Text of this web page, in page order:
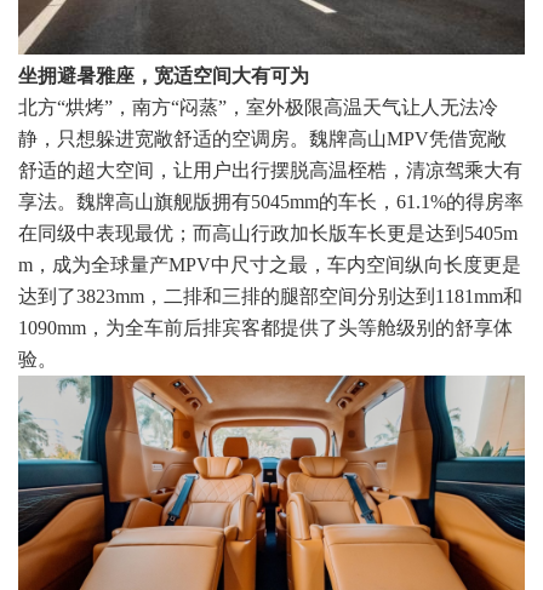
坐拥避暑雅座，宽适空间大有可为
北方“烘烤”，南方“闷蒸”，室外极限高温天气让人无法冷
静，只想躲进宽敞舒适的空调房。魏牌高山MPV凭借宽敞
舒适的超大空间，让用户出行摆脱高温桎梏，清凉驾乘大有
享法。魏牌高山旗舰版拥有5045mm的车长，61.1%的得房率
在同级中表现最优；而高山行政加长版车长更是达到5405m
m，成为全球量产MPV中尺寸之最，车内空间纵向长度更是
达到了3823mm，二排和三排的腿部空间分别达到1181mm和
1090mm，为全车前后排宾客都提供了头等舱级别的舒享体
验。